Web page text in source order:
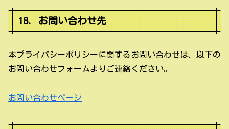
18. お問い合わせ先
本プライバシーポリシーに関するお問い合わせは、以下の
お問い合わせフォームよりご連絡ください。
お問い合わせページ